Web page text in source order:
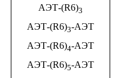
АЭТ-(R6)3
АЭТ-(R6)3-АЭТ
АЭТ-(R6)4-АЭТ
АЭТ-(R6)5-АЭТ